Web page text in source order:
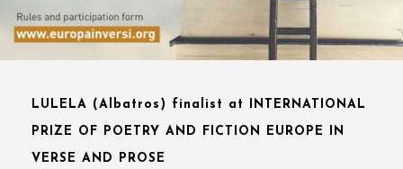
LULELA (Albatros) finalist at INTERNATIONAL
PRIZE OF POETRY AND FICTION EUROPE IN
VERSE AND PROSE